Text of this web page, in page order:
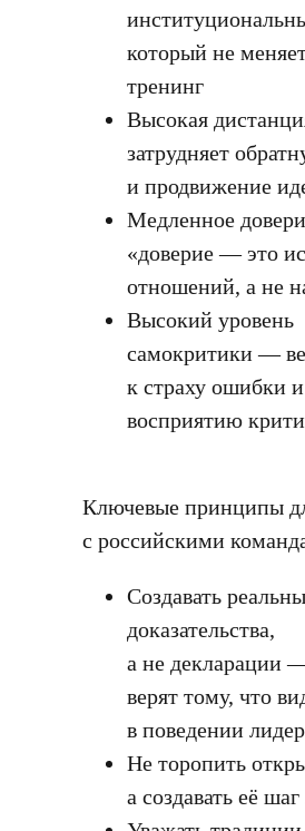
который не
тренинг
Высокая
затрудняет
и продвижение
Медленное
«доверие — это
отношений, а не
Высокий уровень
самокритики —
к страху ошибки
восприятию
Ключевые принципы
с российскими
Создавать
доказательства,
а не декларации
верят тому, что
в поведении
Не торопить
а создавать её